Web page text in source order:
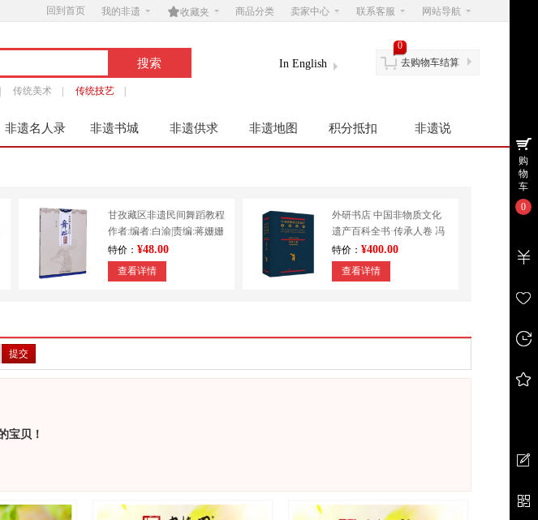
回到首页 我的非遗 󰄓收藏夹 商品分类 卖家中心 联系客服 网站导航
传统美术 传统技艺
In English 去购物车结算
0
非遗名人录 非遗书城 非遗供求 非遗地图 积分抵扣 非遗说
甘孜藏区非遗民间舞蹈教程
作者:编者:白渝|责编:蒋姗姗
出版社:四川大学
特价： ¥48.00
查看详情
外研书店 中国非物质文化
遗产百科全书·传承人卷 冯
骥才 民间文学 其他
特价： ¥400.00
查看详情
提交
宝贝！
购
物
车
0